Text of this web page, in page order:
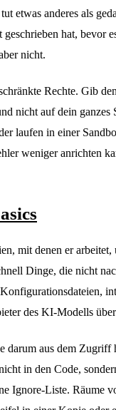
etwas anderes als
hat, bevor
nicht.
Rechte. Gib
nicht auf dein
laufen in einer
weniger anrichten
mit denen er
Dinge, die nicht
des KI-Modells
darum aus dem Zugriff
in den Code,
Ignore-Liste. Räume